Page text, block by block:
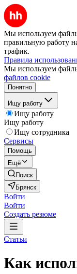
Мы используем
правильную работу
трафик.
Правила
Мы используем
файлов cookie
Понятно
Ищу работу
Ищу работу
Ищу работу
Ищу сотрудника
Сервисы
Помощь
Ещё
Поиск
Брянск
Войти
Войти
Создать резюме
Статьи
Как